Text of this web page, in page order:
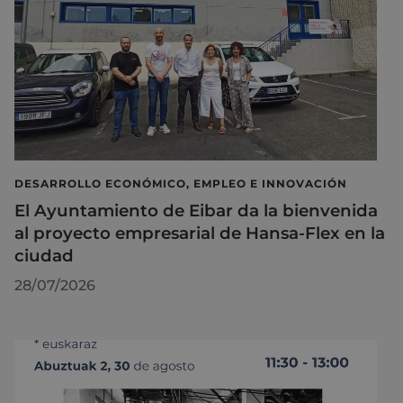
DESARROLLO ECONÓMICO, EMPLEO E INNOVACIÓN
El Ayuntamiento de Eibar da la bienvenida
al proyecto empresarial de Hansa-Flex en la
ciudad
28/07/2026